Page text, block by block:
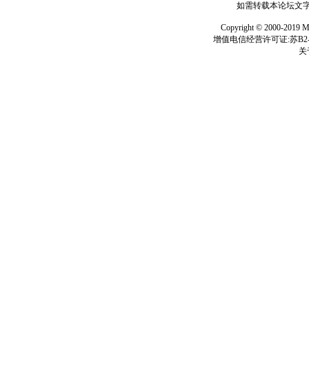
如需转载本论坛文
Copyright © 2000-2019
增值电信经营许可证:苏
关